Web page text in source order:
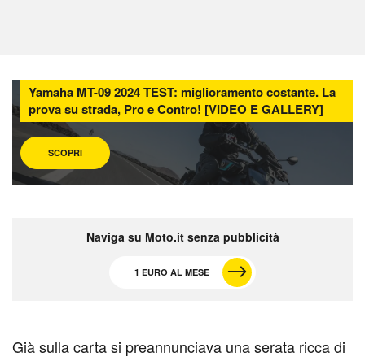
Yamaha MT-09 2024 TEST: miglioramento costante. La
prova su strada, Pro e Contro! [VIDEO E GALLERY]
SCOPRI
Naviga su Moto.it senza pubblicità
1 EURO AL MESE
Già sulla carta si preannunciava una serata ricca di